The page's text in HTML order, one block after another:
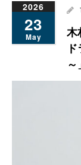
2026
23
May
木